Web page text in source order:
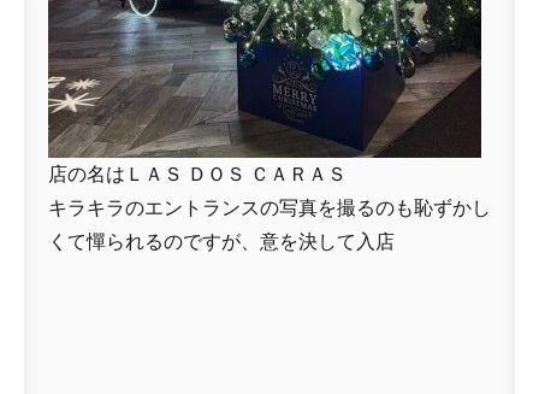
店の名はＬＡＳ ＤＯＳ ＣＡＲＡＳ
キラキラのエントランスの写真を撮るのも恥ずかし
くて憚られるのですが、意を決して入店